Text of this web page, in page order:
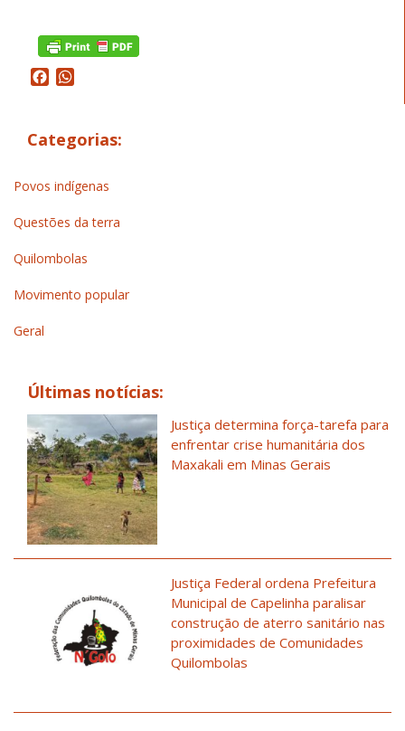
Facebook
Categorias:
Povos indígenas
Questões da terra
Quilombolas
Movimento popular
Geral
Últimas notícias:
Justiça determina força-tarefa para
enfrentar crise humanitária dos
Maxakali em Minas Gerais
Justiça Federal ordena Prefeitura
Municipal de Capelinha paralisar
construção de aterro sanitário nas
proximidades de Comunidades
Quilombolas